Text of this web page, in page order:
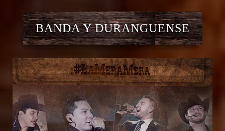
BANDA Y DURANGUENSE